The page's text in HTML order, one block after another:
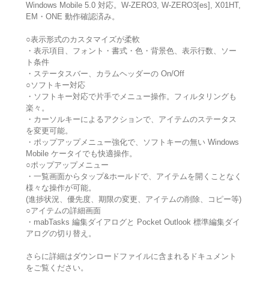
Windows Mobile 5.0 対応。W-ZERO3, W-ZERO3[es], X01HT,
EM・ONE 動作確認済み。
○表示形式のカスタマイズが柔軟
・表示項目、フォント・書式・色・背景色、表示行数、ソー
ト条件
・ステータスバー、カラムヘッダーの On/Off
○ソフトキー対応
・ソフトキー対応で片手でメニュー操作。フィルタリングも
楽々。
・カーソルキーによるアクションで、アイテムのステータス
を変更可能。
・ポップアップメニュー強化で、ソフトキーの無い Windows
Mobile ケータイでも快適操作。
○ポップアップメニュー
・一覧画面からタップ&ホールドで、アイテムを開くことなく
様々な操作が可能。
(進捗状況、優先度、期限の変更、アイテムの削除、コピー等)
○アイテムの詳細画面
・mabTasks 編集ダイアログと Pocket Outlook 標準編集ダイ
アログの切り替え。
さらに詳細はダウンロードファイルに含まれるドキュメント
をご覧ください。